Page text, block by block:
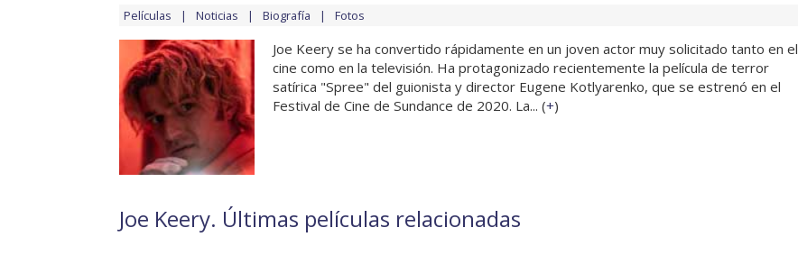
Películas Noticias Biografía Fotos
Joe Keery se ha convertido rápidamente en un joven actor muy solicitado tanto en el
cine como en la televisión. Ha protagonizado recientemente la película de terror
satírica "Spree" del guionista y director Eugene Kotlyarenko, que se estrenó en el
Festival de Cine de Sundance de 2020. La... (+)
Joe Keery. Últimas películas relacionadas